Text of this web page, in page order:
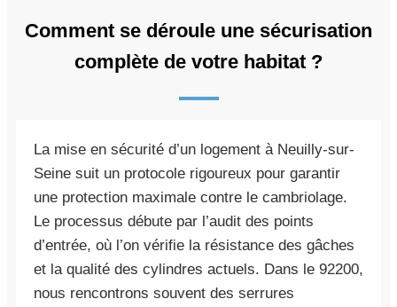
Comment se déroule une sécurisation
complète de votre habitat ?
La mise en sécurité d’un logement à Neuilly-sur-
Seine suit un protocole rigoureux pour garantir
une protection maximale contre le cambriolage.
Le processus débute par l’audit des points
d’entrée, où l’on vérifie la résistance des gâches
et la qualité des cylindres actuels. Dans le 92200,
nous rencontrons souvent des serrures